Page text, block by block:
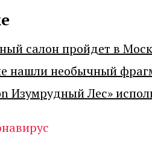
салон пройдет в
нашли необычный
Изумрудный Лес»